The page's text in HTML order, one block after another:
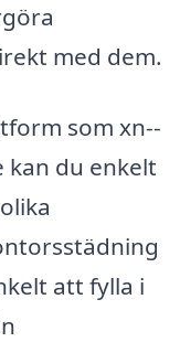
med dem.
som xn--
du enkelt
att fylla i